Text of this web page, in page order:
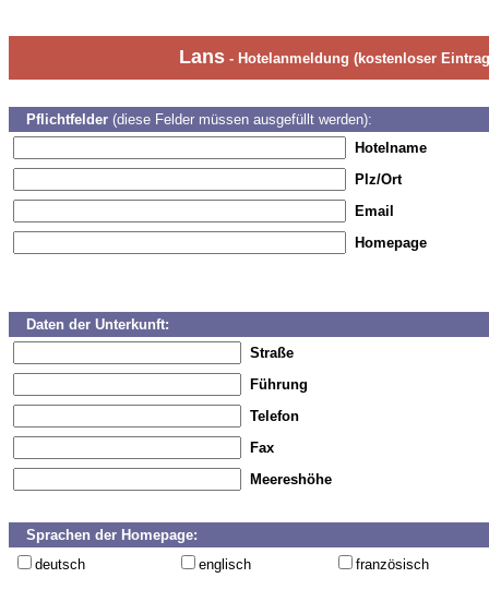
Lans- Hotelanmeldung (kostenloser
Pflichtfelder (diese Felder müssen ausgefüllt werden):
Hotelname
Plz/Ort
Email
Homepage
Daten der Unterkunft:
Straße
Führung
Telefon
Fax
Meereshöhe
Sprachen der Homepage:
deutsch
englisch französisch